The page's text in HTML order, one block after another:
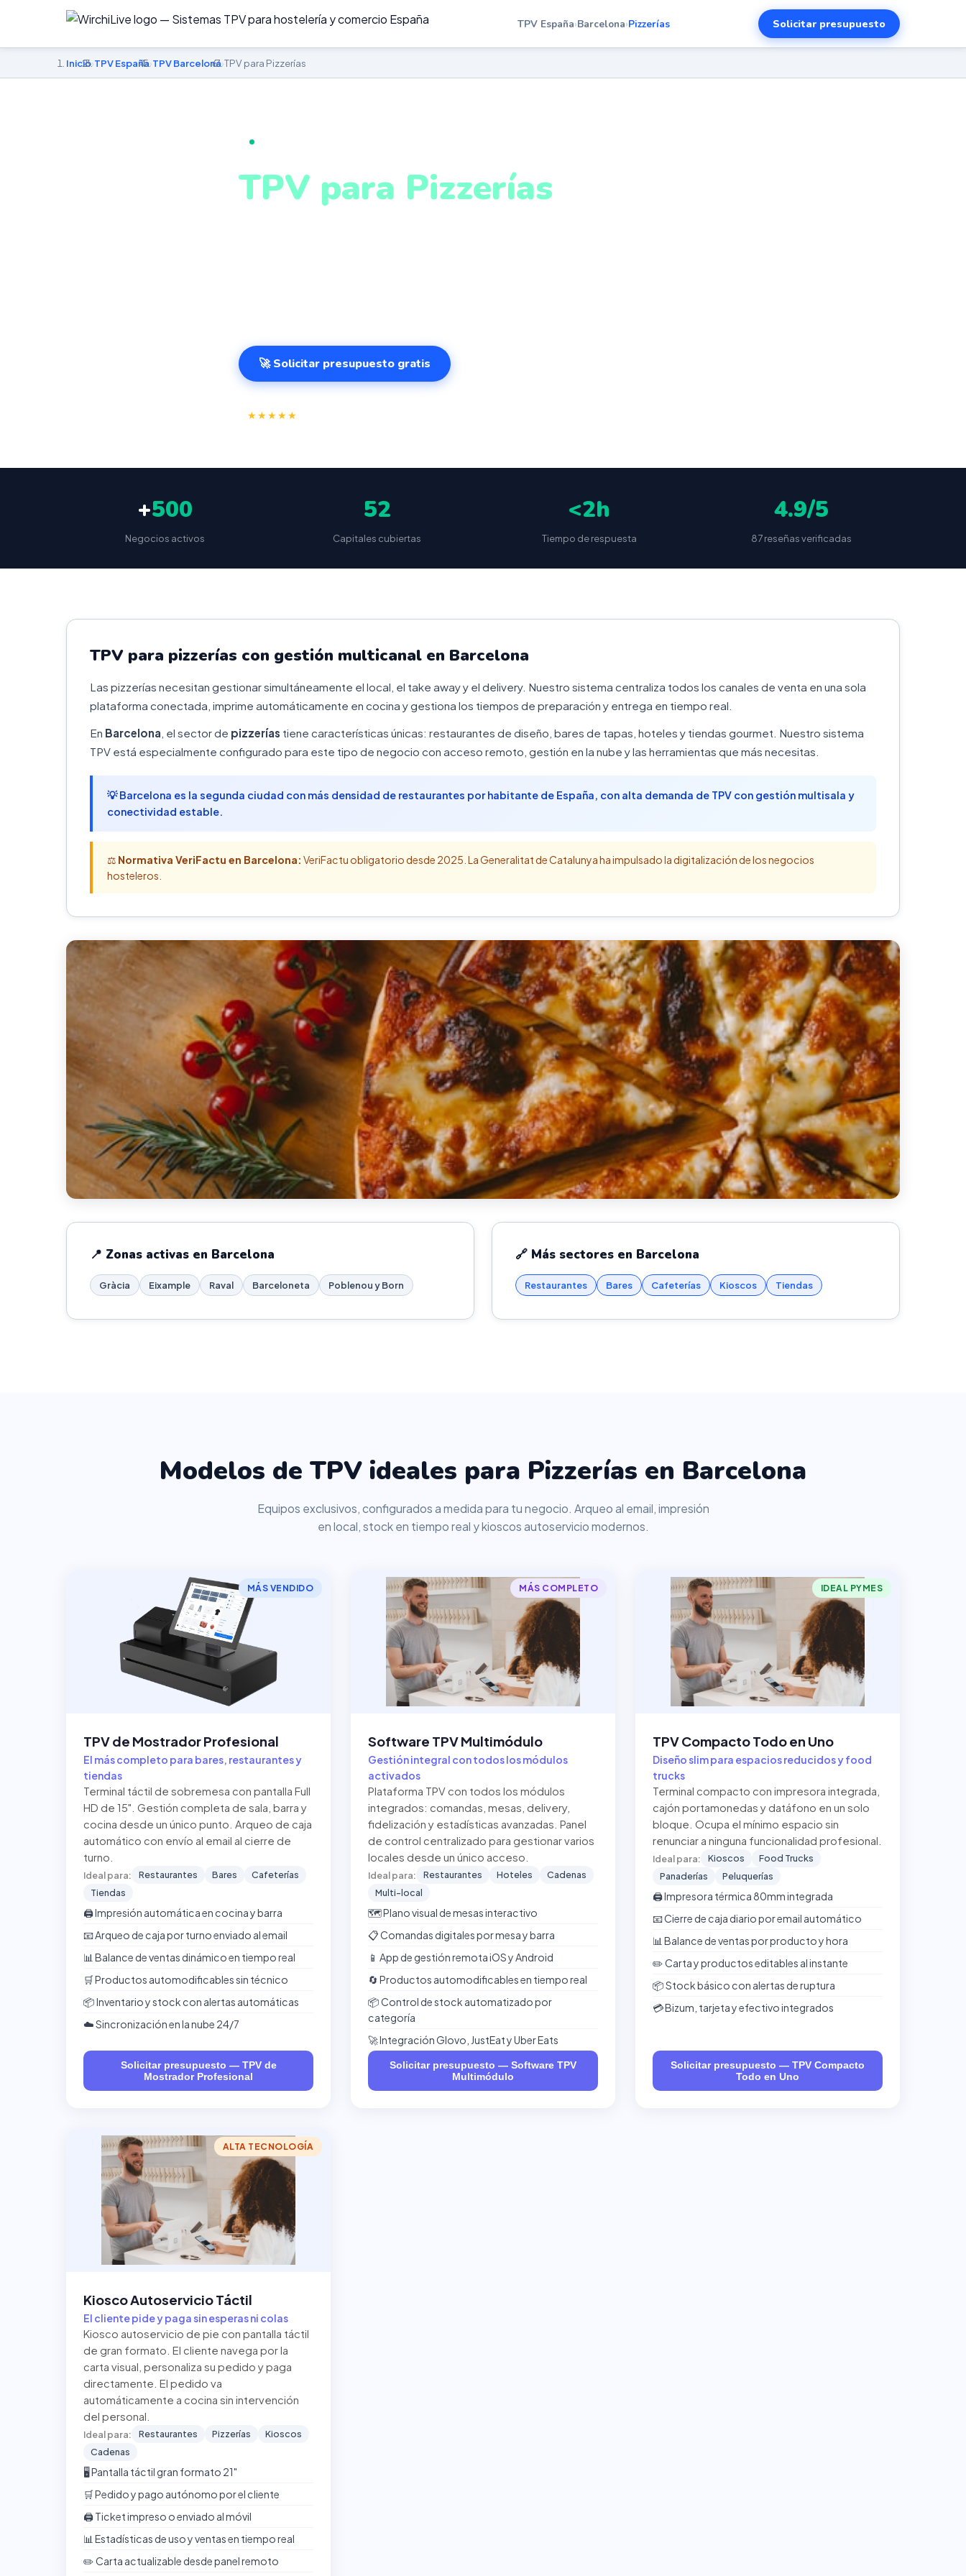
TPV España›Barcelona›Pizzerías Solicitar presupuesto
Inicio›TPV España›TPV Barcelona›TPV para Pizzerías
TPV para Pizzerías
🚀 Solicitar presupuesto gratis
★★★★★
+500
Negocios activos
52
Capitales cubiertas
<2h
Tiempo de respuesta
4.9/5
87 reseñas verificadas
TPV para pizzerías con gestión multicanal en Barcelona
Las pizzerías necesitan gestionar simultáneamente el local, el take away y el delivery. Nuestro sistema centraliza todos los canales de venta en una sola
plataforma conectada, imprime automáticamente en cocina y gestiona los tiempos de preparación y entrega en tiempo real.
En Barcelona , el sector de pizzerías tiene características únicas: restaurantes de diseño, bares de tapas, hoteles y tiendas gourmet. Nuestro sistema
TPV está especialmente configurado para este tipo de negocio con acceso remoto, gestión en la nube y las herramientas que más necesitas.
💡 Barcelona es la segunda ciudad con más densidad de restaurantes por habitante de España, con alta demanda de TPV con gestión multisala y
conectividad estable.
⚖️ Normativa VeriFactu en Barcelona: VeriFactu obligatorio desde 2025. La Generalitat de Catalunya ha impulsado la digitalización de los negocios
hosteleros.
📍 Zonas activas en Barcelona
Gràcia Eixample Raval Barceloneta Poblenou y Born
🔗 Más sectores en Barcelona
Restaurantes Bares Cafeterías Kioscos Tiendas
Modelos de TPV ideales para Pizzerías en Barcelona
Equipos exclusivos, configurados a medida para tu negocio. Arqueo al email, impresión
en local, stock en tiempo real y kioscos autoservicio modernos.
MÁS VENDIDO
TPV de Mostrador Profesional
El más completo para bares, restaurantes y
tiendas
Terminal táctil de sobremesa con pantalla Full
HD de 15". Gestión completa de sala, barra y
cocina desde un único punto. Arqueo de caja
automático con envío al email al cierre de
turno.
Ideal para: Restaurantes Bares
Cafeterías
Tiendas
🖨️ Impresión automática en cocina y barra
📧 Arqueo de caja por turno enviado al email
📊 Balance de ventas dinámico en tiempo real
🛒 Productos automodificables sin técnico
📦 Inventario y stock con alertas automáticas
☁️ Sincronización en la nube 24/7
Solicitar presupuesto — TPV de
Mostrador Profesional
MÁS COMPLETO
Software TPV Multimódulo
Gestión integral con todos los módulos
activados
Plataforma TPV con todos los módulos
integrados: comandas, mesas, delivery,
fidelización y estadísticas avanzadas. Panel
de control centralizado para gestionar varios
locales desde un único acceso.
Ideal para: Restaurantes Hoteles
Cadenas
Multi-local
🗺️ Plano visual de mesas interactivo
📋 Comandas digitales por mesa y barra
📱 App de gestión remota iOS y Android
🔄 Productos automodificables en tiempo real
📦 Control de stock automatizado por
categoría
🚀 Integración Glovo, JustEat y Uber Eats
Solicitar presupuesto — Software TPV
Multimódulo
IDEAL PYMES
TPV Compacto Todo en Uno
Diseño slim para espacios reducidos y food
trucks
Terminal compacto con impresora integrada,
cajón portamonedas y datáfono en un solo
bloque. Ocupa el mínimo espacio sin
renunciar a ninguna funcionalidad profesional.
Ideal para: Kioscos
Food Trucks
Panaderías
Peluquerías
🖨️ Impresora térmica 80mm integrada
📧 Cierre de caja diario por email automático
📊 Balance de ventas por producto y hora
✏️ Carta y productos editables al instante
📦 Stock básico con alertas de ruptura
💳 Bizum, tarjeta y efectivo integrados
Solicitar presupuesto — TPV Compacto
Todo en Uno
ALTA TECNOLOGÍA
Kiosco Autoservicio Táctil
El cliente pide y paga sin esperas ni colas
Kiosco autoservicio de pie con pantalla táctil
de gran formato. El cliente navega por la
carta visual, personaliza su pedido y paga
directamente. El pedido va
automáticamente a cocina sin intervención
del personal.
Ideal para: Restaurantes Pizzerías
Kioscos
Cadenas
🖥️ Pantalla táctil gran formato 21"
🛒 Pedido y pago autónomo por el cliente
🖨️ Ticket impreso o enviado al móvil
📊 Estadísticas de uso y ventas en tiempo real
✏️ Carta actualizable desde panel remoto